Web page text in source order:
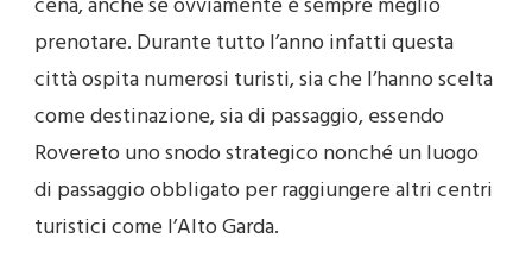
prenotare. Durante tutto l’anno infatti questa
città ospita numerosi turisti, sia che l’hanno scelta
come destinazione, sia di passaggio, essendo
Rovereto uno snodo strategico nonché un luogo
di passaggio obbligato per raggiungere altri centri
turistici come l’Alto Garda.